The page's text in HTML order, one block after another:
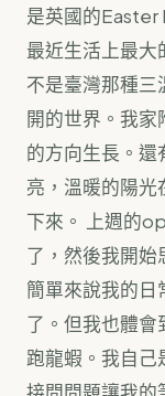
是英國的Easter
最近生活上最大
不是臺灣那種三
開的世界。我
的方向生長。還
亮，溫暖的陽
下來。 上週的
了，然後我開始
簡單來說我的日
了。但我也體
跑龍蝦。我自